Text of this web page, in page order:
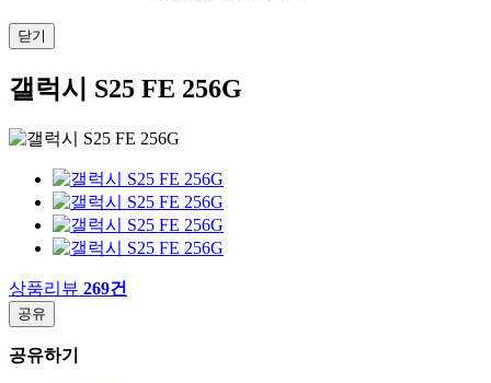
닫기
갤럭시 S25 FE 256G
상품리뷰 269건
공유
공유하기